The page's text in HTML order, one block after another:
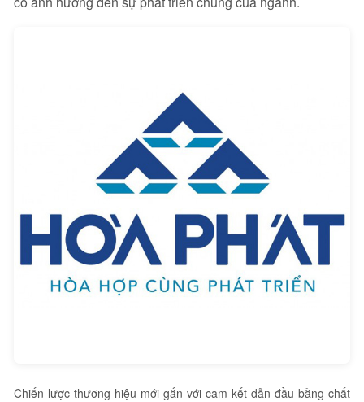
Chiến lược thương hiệu mới gắn với cam kết dẫn đầu bằng chất